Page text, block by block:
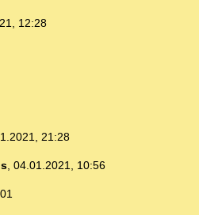
12:28
21:28
, 04.01.2021, 10:56